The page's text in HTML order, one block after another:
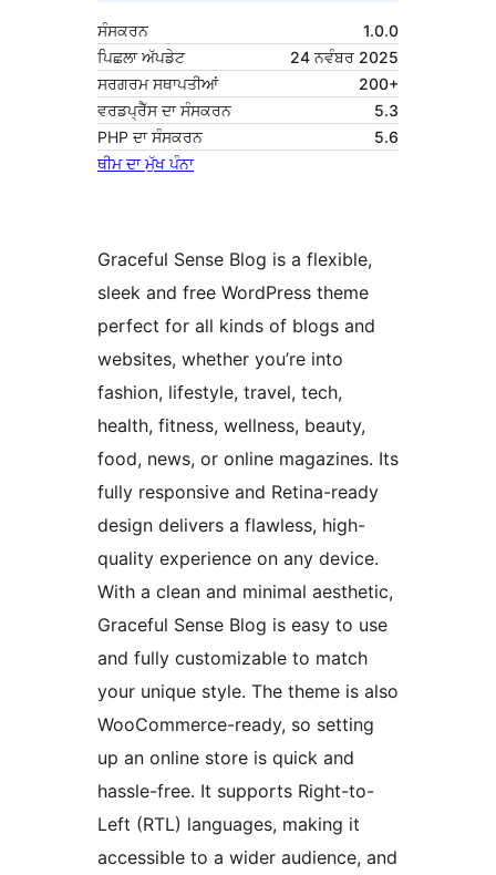
ਸੰਸਕਰਨ
1.0.0
ਪਿਛਲਾ ਅੱਪਡੇਟ
24 ਨਵੰਬਰ 2025
ਸਰਗਰਮ ਸਥਾਪਤੀਆਂ
200+
ਵਰਡਪ੍ਰੈੱਸ ਦਾ ਸੰਸਕਰਨ
5.3
PHP ਦਾ ਸੰਸਕਰਨ
5.6
ਥੀਮ ਦਾ ਮੁੱਖ ਪੰਨਾ
Graceful Sense Blog is a flexible,
sleek and free WordPress theme
perfect for all kinds of blogs and
websites, whether you’re into
fashion, lifestyle, travel, tech,
health, fitness, wellness, beauty,
food, news, or online magazines. Its
fully responsive and Retina-ready
design delivers a flawless, high-
quality experience on any device.
With a clean and minimal aesthetic,
Graceful Sense Blog is easy to use
and fully customizable to match
your unique style. The theme is also
WooCommerce-ready, so setting
up an online store is quick and
hassle-free. It supports Right-to-
Left (RTL) languages, making it
accessible to a wider audience, and